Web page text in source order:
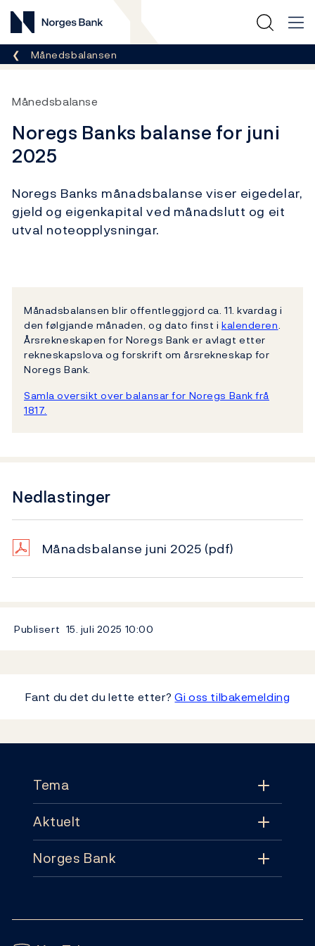
Norges Bank
Her er du nå:
Månedsbalansen
Månedsbalanse
Noregs Banks balanse for juni
2025
Noregs Banks månadsbalanse viser eigedelar,
gjeld og eigenkapital ved månadslutt og eit
utval noteopplysningar.
Månadsbalansen blir offentleggjord ca. 11. kvardag i
den følgjande månaden, og dato finst i kalenderen.
Årsrekneskapen for Noregs Bank er avlagt etter
rekneskapslova og forskrift om årsrekneskap for
Noregs Bank.
Samla oversikt over balansar for Noregs Bank frå
1817.
Nedlastinger
Månadsbalanse juni 2025 (pdf)
Publisert 15. juli 2025 10:00
Fant du det du lette etter?Gi oss tilbakemelding
Tema
Tema
Pengepolitikk
Aktuelt
Aktuelt
Norges Bank
Følg oss: